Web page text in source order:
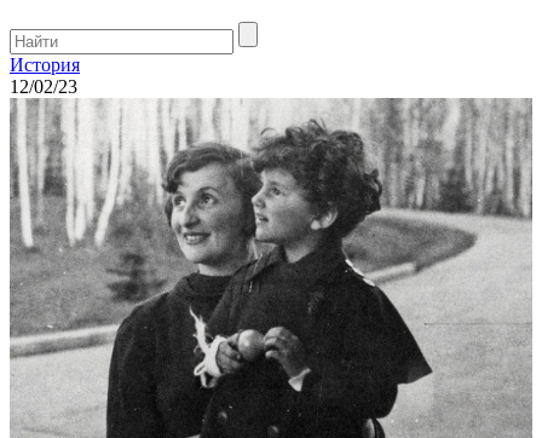
История
12/02/23